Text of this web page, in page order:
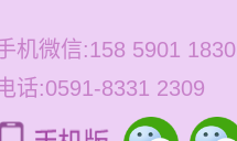
机微信:158 5901 1830
话:0591-8331 2309